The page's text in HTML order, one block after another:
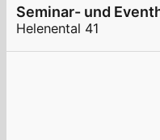
Seminar- und
Helenental 41